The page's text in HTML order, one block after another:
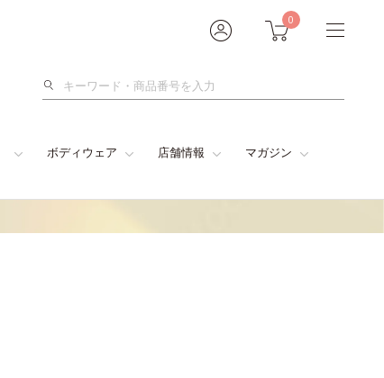
0
検
ボディウェア 店舗情報 マガジン